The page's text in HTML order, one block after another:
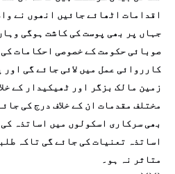
اقدامات اٹھائے جائیں انھوں نے
جہاں پر بھی پوست کی کاشت ہوگی
صوبائی حکومت کے خصوصی احکامات
کارروائی عمل میں لائی جائے گی
زمین مالک بزگر اور ٹھیکیدار کے
مختلف مقدمات ان کے خلاف درج کی
بھی سرکاری اسکولوں میں اساتذہ
اساتذہ تعنیات کی جائے گی تاکہ
متاثر نہ ہو۔